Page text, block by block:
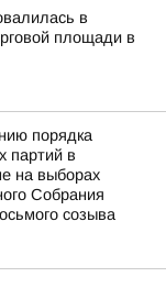
в
площади в
порядка
партий в
на выборах
Собрания
созыва